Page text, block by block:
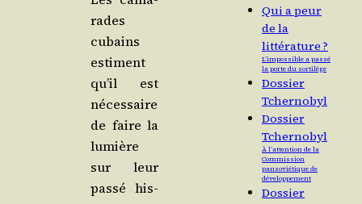
rades
cubains
estiment
qu’il est
néces­saire
de faire la
lumière
sur leur
pas­sé his­
Qui a peur
de la
littérature ?
L’impossible a passé
la porte du sortilège
Dossier
Tchernobyl
Dossier
Tchernobyl
À l’attention de la
Commission
pansoviétique de
développement
Dossier